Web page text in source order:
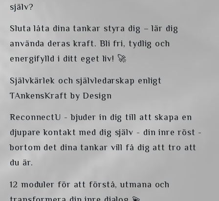
själv?
Sluta låta dina tankar styra dig – lär dig
använda deras kraft. Bli fri, tydlig och
energifylld i ditt eget liv! 🚀
Självkärlek och självledarskap enligt
TAnkensKraft by Design
ReconnectU - bjuder in dig till att skapa en
djupare kontakt med dig själv - din inre röst -
bortom det dina tankar vill få dig att tro att
du är.
12 moduler för att förstå, utmana och